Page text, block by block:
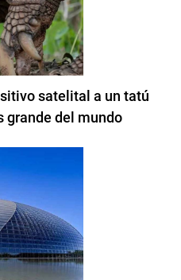
satelital a un tatú
grande del mundo